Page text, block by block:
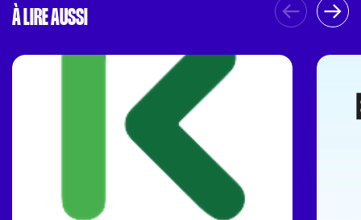
À LIRE AUSSI